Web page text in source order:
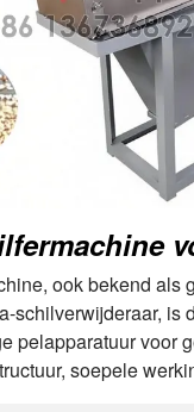
ook bekend als
schilverwijderaar, is
pelapparatuur voor
soepele